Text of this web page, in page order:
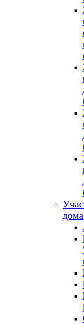
дома